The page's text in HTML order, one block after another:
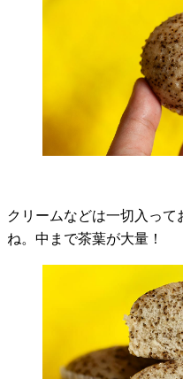
クリームなどは一切入っ
ね。中まで茶葉が大量！